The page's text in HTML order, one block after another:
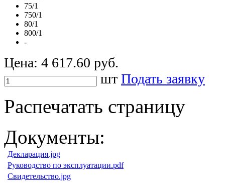
75/1
750/1
80/1
800/1
-
Цена: 4 617.60 руб.
шт Подать заявку
Распечатать страницу
Документы:
Декларация.jpg
Руководство по эксплуатации.pdf
Свидетельство.jpg